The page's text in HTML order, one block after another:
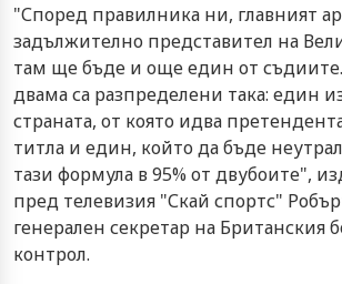
"Според правилника ни, главният
задължително представител на
там ще бъде и още един от
двама са разпределени така: един
страната, от която идва
титла и един, който да бъде
тази формула в 95% от двубоите",
пред телевизия "Скай спортс"
генерален секретар на Британския
контрол.